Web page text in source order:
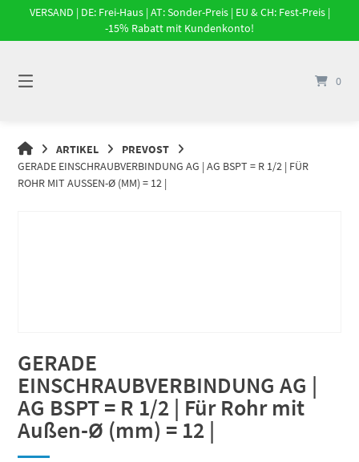
Springe
Inhalt
VERSAND | DE: Frei-Haus | AT: Sonder-Preis | EU & CH: Fest-Preis |
-15% Rabatt mit Kundenkonto!
0
DRUCKLUFT-
ONLINE
|
ARTIKEL
PREVOST
GERADE EINSCHRAUBVERBINDUNG AG | AG BSPT = R 1/2 | FÜR
ROHR MIT AUSSEN-Ø (MM) = 12 |
GERADE
EINSCHRAUBVERBINDUNG AG |
AG BSPT = R 1/2 | Für Rohr mit
Außen-Ø (mm) = 12 |